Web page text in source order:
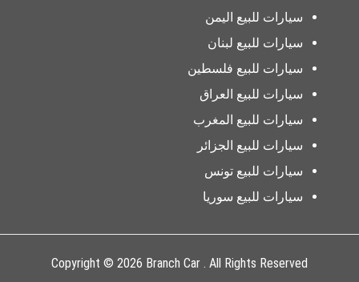
سيارات للبيع اليمن
سيارات للبيع لبنان
سيارات للبيع فلسطين
سيارات للبيع العراق
سيارات للبيع المغرب
سيارات للبيع الجزائر
سيارات للبيع تونس
سيارات للبيع سوريا
Copyright © 2026 Branch Car . All Rights Reserved